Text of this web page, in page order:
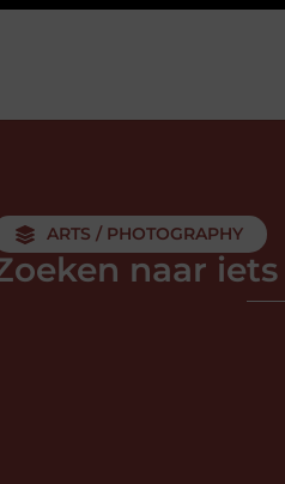
ARTS / PHOTOGRAPHY
naar